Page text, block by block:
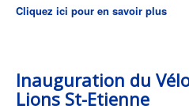
Cliquez ici pour en savoir plus
Inauguration du
Lions St-Etienne